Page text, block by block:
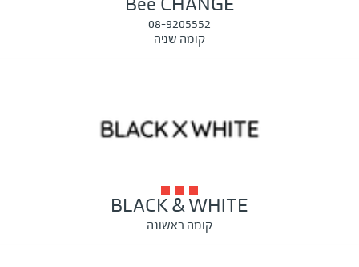
Bee CHANGE
08-9205552
קומה שניה
BLACK & WHITE
קומה ראשונה